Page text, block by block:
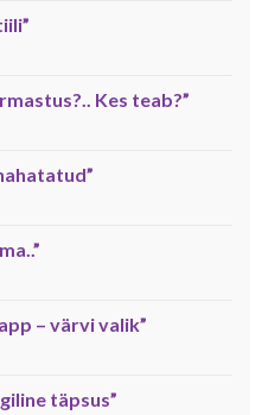
Kes teab?”
– värvi valik”
täpsus”